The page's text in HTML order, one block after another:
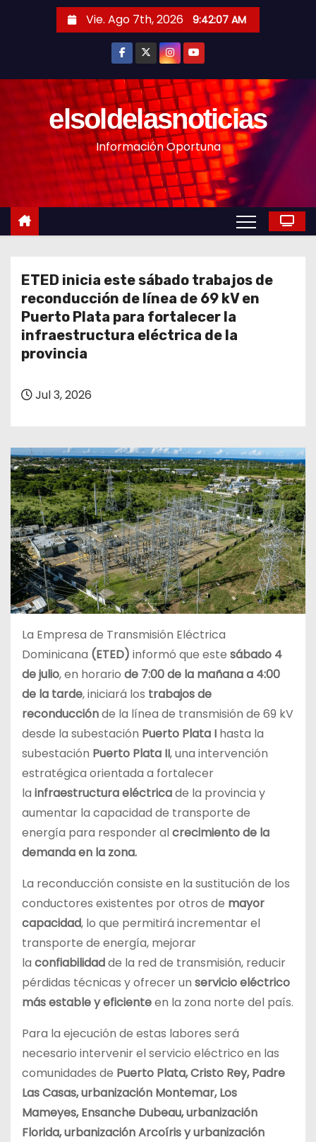
n
Vie. Ago 7th, 2026 9:42:09 AM
elsoldelasnoticias
Información Oportuna
ETED inicia este sábado trabajos de
reconducción de línea de 69 kV en
Puerto Plata para fortalecer la
infraestructura eléctrica de la
provincia
Jul 3, 2026
La Empresa de Transmisión Eléctrica
Dominicana (ETED) informó que este sábado 4
de julio, en horario de 7:00 de la mañana a 4:00
de la tarde, iniciará los trabajos de
reconducciónde la línea de transmisión de 69 kV
desde la subestación Puerto Plata I hasta la
subestación Puerto Plata II, una intervención
estratégica orientada a fortalecer
la infraestructura eléctricade la provincia y
aumentar la capacidad de transporte de
energía para responder alcrecimiento de la
demanda en la zona.
La reconducción consiste en la sustitución de los
conductores existentes por otros de mayor
capacidad, lo que permitirá incrementar el
transporte de energía, mejorar
la confiabilidadde la red de transmisión, reducir
pérdidas técnicas y ofrecer un servicio eléctrico
más estable y eficienteen la zona norte del país.
Para la ejecución de estas labores será
necesario intervenir el servicio eléctrico en las
comunidades de Puerto Plata, Cristo Rey, Padre
Las Casas, urbanización Montemar, Los
Mameyes, Ensanche Dubeau, urbanización
Florida, urbanización Arcoíris y urbanización